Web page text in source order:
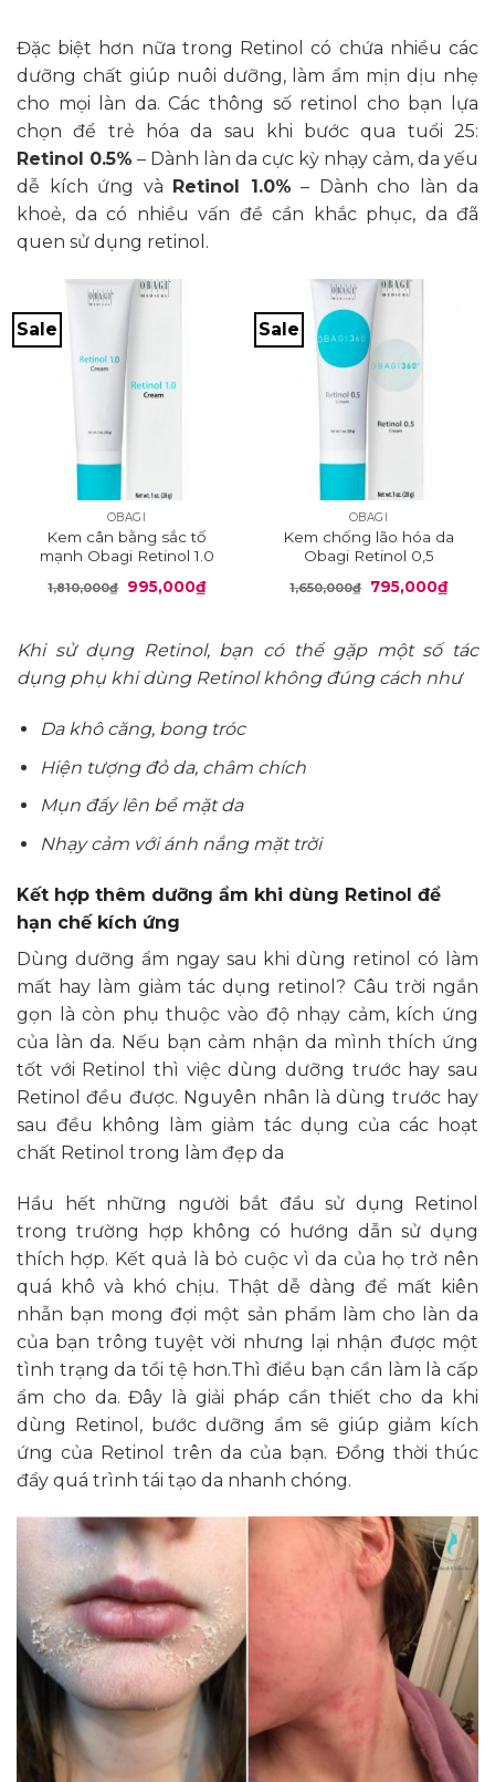
Đặc biệt hơn nữa trong Retinol có chứa nhiều các
dưỡng chất giúp nuôi dưỡng, làm ẩm mịn dịu nhẹ
cho mọi làn da. Các thông số retinol cho bạn lựa
chọn để trẻ hóa da sau khi bước qua tuổi 25:
Retinol 0.5% – Dành làn da cực kỳ nhạy cảm, da yếu
dễ kích ứng và
Retinol 1.0% – Dành cho làn da
khoẻ, da có nhiều vấn đề cần khắc phục, da đã
quen sử dụng retinol.
Sale
OBAGI
Kem cân bằng sắc tố
mạnh Obagi Retinol 1.0
1,810,000₫
Giá
995,000₫Giá
hiện
995,000₫.
Sale
OBAGI
Kem chống lão hóa da
Obagi Retinol 0,5
1,650,000₫
Giá
795,000₫Giá
hiện
Khi sử dụng Retinol, bạn có thể gặp một số tác
dụng phụ khi dùng Retinol không đúng cách như
Da khô căng, bong tróc
Hiện tượng đỏ da, châm chích
Mụn đẩy lên bề mặt da
Nhạy cảm với ánh nắng mặt trời
Kết hợp thêm dưỡng ẩm khi dùng Retinol để
hạn chế kích ứng
Dùng dưỡng ẩm ngay sau khi dùng retinol có làm
mất hay làm giảm tác dụng retinol? Câu trời ngắn
gọn là còn phụ thuộc vào độ nhạy cảm, kích ứng
của làn da. Nếu bạn cảm nhận da mình thích ứng
tốt với Retinol thì việc dùng dưỡng trước hay sau
Retinol đều được. Nguyên nhân là dùng trước hay
sau đều không làm giảm tác dụng của các hoạt
chất Retinol trong làm đẹp da
Hầu hết những người bắt đầu sử dụng Retinol
trong trường hợp không có hướng dẫn sử dụng
thích hợp. Kết quả là bỏ cuộc vì da của họ trở nên
quá khô và khó chịu. Thật dễ dàng để mất kiên
nhẫn bạn mong đợi một sản phẩm làm cho làn da
của bạn trông tuyệt vời nhưng lại nhận được một
tình trạng da tồi tệ hơn.Thì điều bạn cần làm là cấp
ẩm cho da. Đây là giải pháp cần thiết cho da khi
dùng Retinol, bước dưỡng ẩm sẽ giúp giảm kích
ứng của Retinol trên da của bạn. Đồng thời thúc
đẩy quá trình tái tạo da nhanh chóng.